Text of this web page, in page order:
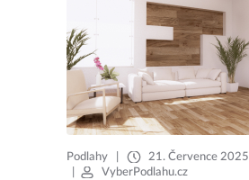
Podlahy
21. Července 2025
VyberPodlahu.cz